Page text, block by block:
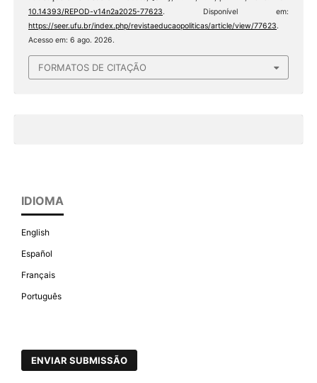
10.14393/REPOD-v14n2a2025-77623. Disponível em:
https://seer.ufu.br/index.php/revistaeducaopoliticas/article/view/77623.
Acesso em: 6 ago. 2026.
FORMATOS DE CITAÇÃO
IDIOMA
English
Español
Français
Português
ENVIAR SUBMISSÃO